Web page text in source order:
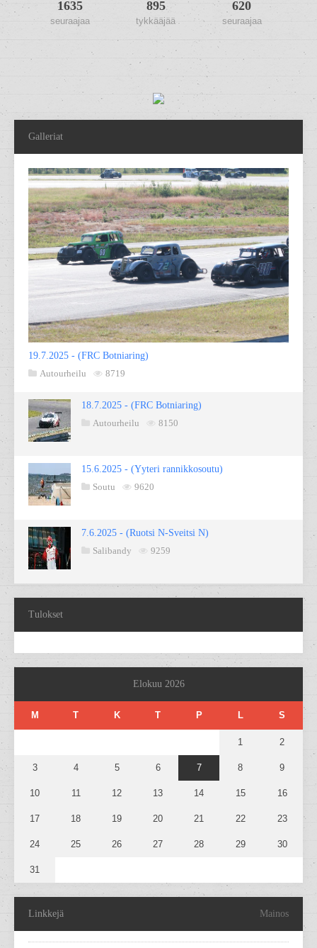
1635
seuraajaa
895
tykkääjää
620
seuraajaa
Galleriat
19.7.2025 - (FRC Botniaring)
Autourheilu
8719
18.7.2025 - (FRC Botniaring)
Autourheilu
8150
15.6.2025 - (Yyteri rannikkosoutu)
Soutu
9620
7.6.2025 - (Ruotsi N-Sveitsi N)
Salibandy
9259
Tulokset
Elokuu 2026
M T K T P L S
1 2
3 4 5 6 7 8 9
10 11 12 13 14 15 16
17 18 19 20 21 22 23
24 25 26 27 28 29 30
31
Linkkejä Mainos